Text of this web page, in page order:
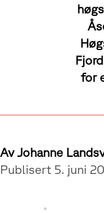
for
Av Johanne
Publisert 5. juni